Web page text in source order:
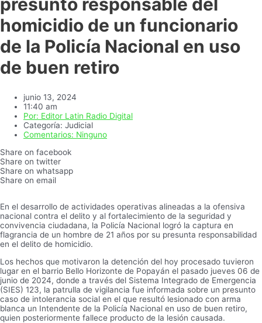
homicidio de un funcionario
de la Policía Nacional en uso
de buen retiro
junio 13, 2024
11:40 am
Por: Editor Latin Radio Digital
Categoría: Judicial
Comentarios: Ninguno
Share on facebook
Share on twitter
Share on whatsapp
Share on email
En el desarrollo de actividades operativas alineadas a la ofensiva
nacional contra el delito y al fortalecimiento de la seguridad y
convivencia ciudadana, la Policía Nacional logró la captura en
flagrancia de un hombre de 21 años por su presunta responsabilidad
en el delito de homicidio.
Los hechos que motivaron la detención del hoy procesado tuvieron
lugar en el barrio Bello Horizonte de Popayán el pasado jueves 06 de
junio de 2024, donde a través del Sistema Integrado de Emergencia
(SIES) 123, la patrulla de vigilancia fue informada sobre un presunto
caso de intolerancia social en el que resultó lesionado con arma
blanca un Intendente de la Policía Nacional en uso de buen retiro,
quien posteriormente fallece producto de la lesión causada.